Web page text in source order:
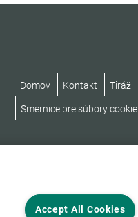
Domov Kontakt Tiráž
Smernice pre súbory cookie
Accept All Cookies